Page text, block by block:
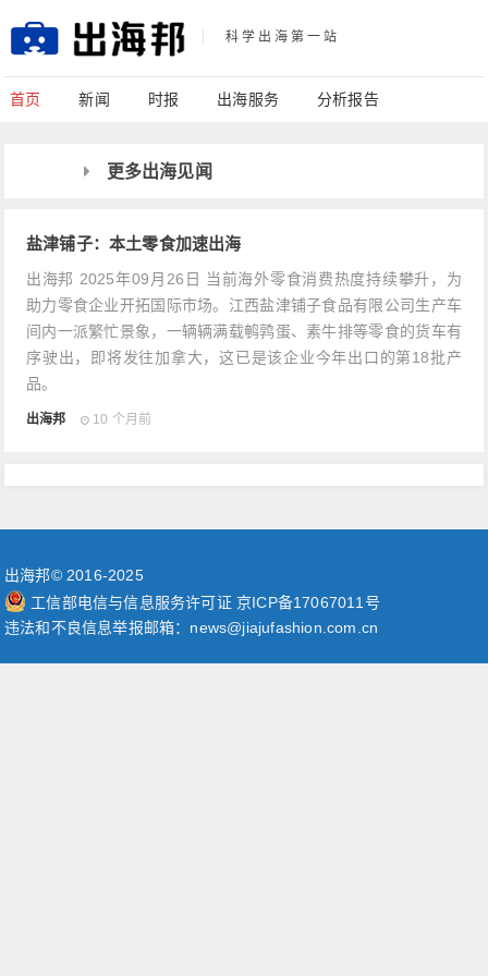
科学出海第一站
首页 新闻 时报 出海服务 分析报告
更多出海见闻
盐津铺子：本土零食加速出海
出海邦 2025年09月26日 当前海外零食消费热度持续攀升，为
助力零食企业开拓国际市场。江西盐津铺子食品有限公司生产车
间内一派繁忙景象，一辆辆满载鹌鹑蛋、素牛排等零食的货车有
序驶出，即将发往加拿大，这已是该企业今年出口的第18批产
品。
出海邦 10 个月前
出海邦© 2016-2025
工信部电信与信息服务许可证 京ICP备17067011号
违法和不良信息举报邮箱：news@jiajufashion.com.cn